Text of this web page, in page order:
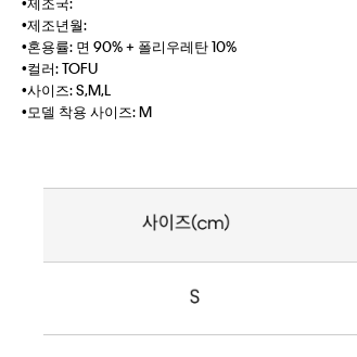
•제조년월:
•혼용률: 면 90% + 폴리우레탄 10%
•컬러: TOFU
•사이즈: S,M,L
•모델 착용 사이즈: M